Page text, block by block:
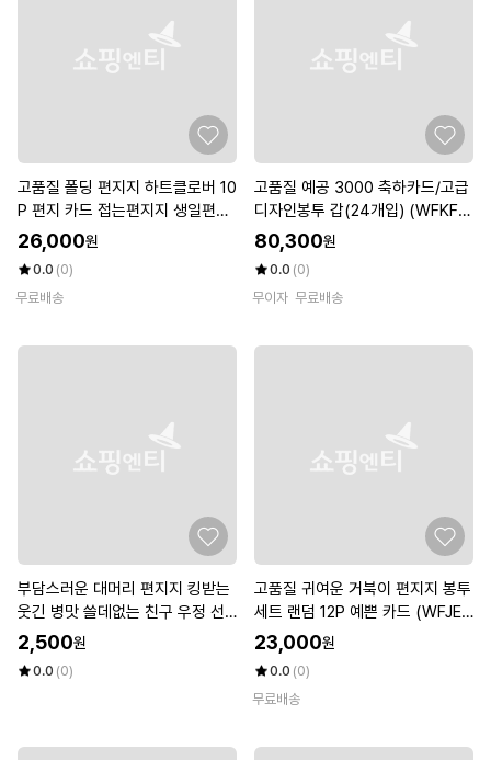
고품질 폴딩 편지지 하트클로버 10
P 편지 카드 접는편지지 생일편지
지 (WBACC68)
26,000원
0.0 (0)
무료배송
고품질 예공 3000 축하카드/고급
디자인봉투 갑(24개입) (WFKF8
3V)
80,300원
0.0 (0)
무이자 무료배송
부담스러운 대머리 편지지 킹받는
웃긴 병맛 쓸데없는 친구 우정 선
물 편지 메시지 메모 엽서
2,500원
0.0 (0)
고품질 귀여운 거북이 편지지 봉투
세트 랜덤 12P 예쁜 카드 (WFJE9
2M)
23,000원
0.0 (0)
무료배송